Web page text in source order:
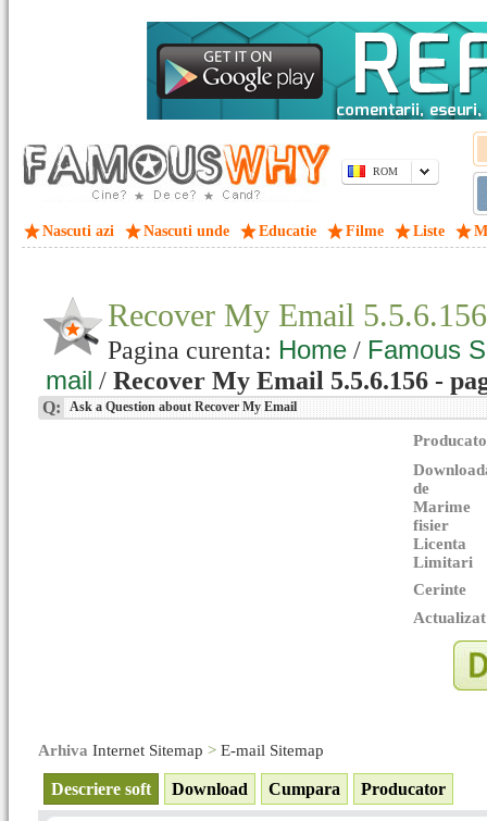
ROM
Nascuti azi Nascuti unde Educatie Filme Liste
Recover My Email
Pagina curenta: Home / Famous
mail / Recover My Email 5.5.6.156 -
Q: Ask a Question about Recover My Email
de
Marime
fisier
Licenta
Limitari
Cerinte
Arhiva Internet Sitemap > E-mail Sitemap
Descriere soft Download Cumpara Producator